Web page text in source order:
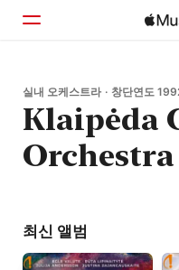
홈
둘러보기
검색
실내 오케스트라 · 창단연도
Klaipėda
Orchestra
최신 앨범